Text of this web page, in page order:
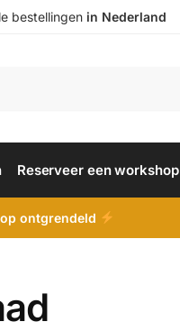
bestellingen in Nederland
Reserveer een workshop
ontgrendeld